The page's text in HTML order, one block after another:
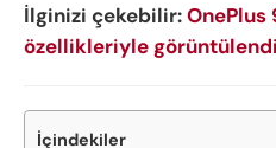
İlginizi çekebilir:OnePlus
özellikleriyle
İçindekiler